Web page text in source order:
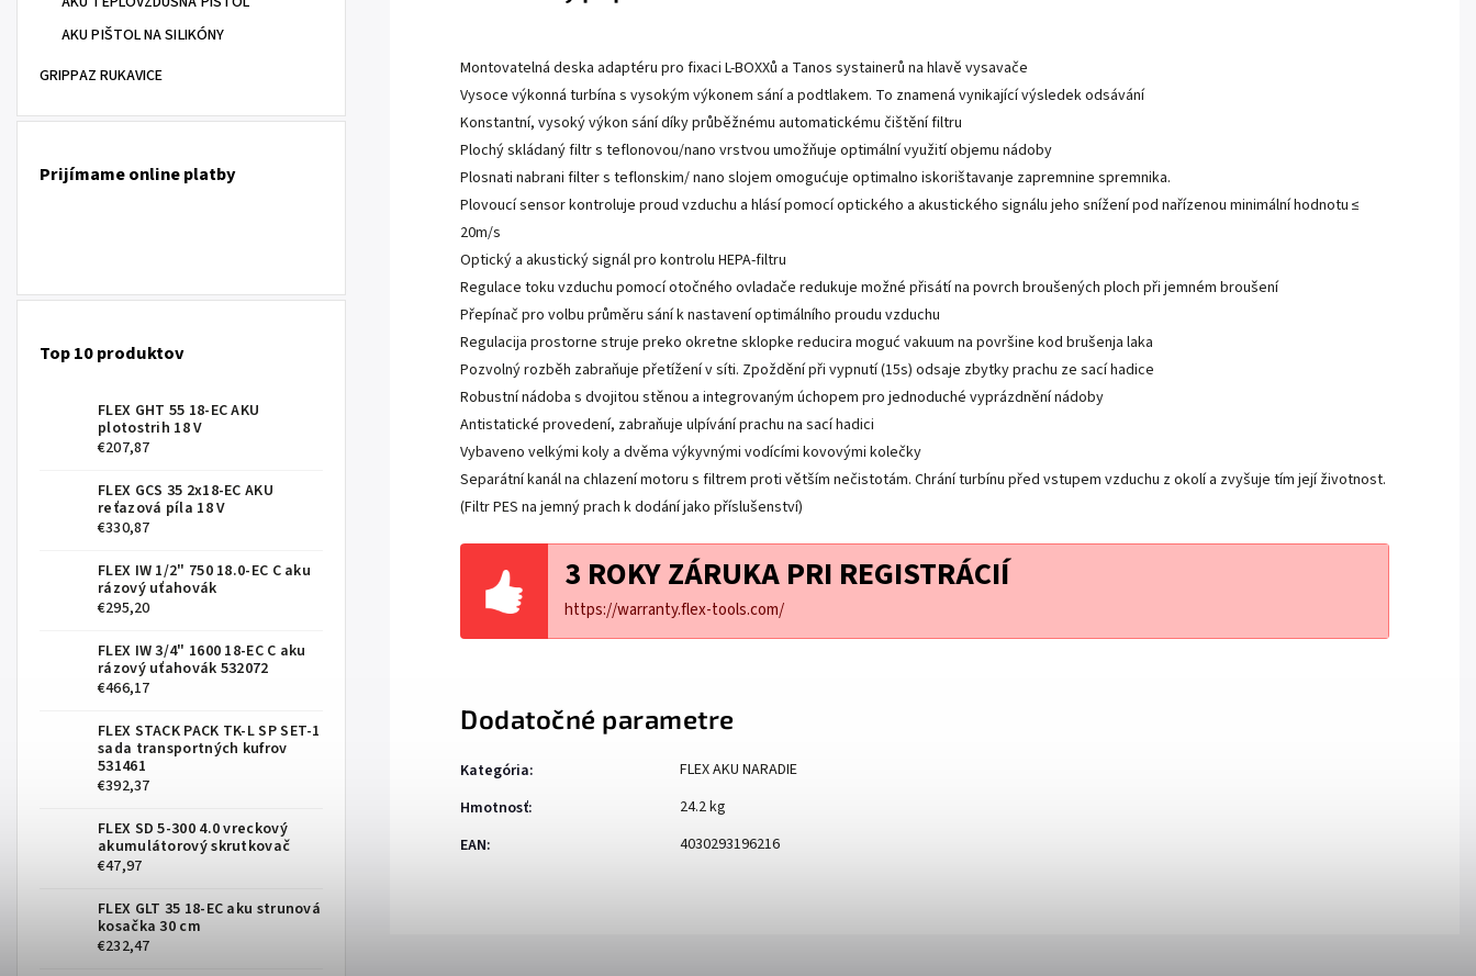
AKU PIŠTOL NA SILIKÓNY
GRIPPAZ RUKAVICE
Prijímame online platby
Top 10 produktov
FLEX GHT 55 18-EC AKU
plotostrih 18 V
€207,87
FLEX GCS 35 2x18-EC AKU
reťazová píla 18 V
€330,87
FLEX IW 1/2" 750 18.0-EC C aku
rázový uťahovák
€295,20
FLEX IW 3/4" 1600 18-EC C aku
rázový uťahovák 532072
€466,17
FLEX STACK PACK TK-L SP SET-1
sada transportných kufrov
531461
€392,37
FLEX SD 5-300 4.0 vreckový
akumulátorový skrutkovač
€47,97
FLEX GLT 35 18-EC aku strunová
kosačka 30 cm
€232,47
Montovatelná deska adaptéru pro fixaci L-BOXXů a Tanos systainerů na hlavě vysavače
Vysoce výkonná turbína s vysokým výkonem sání a podtlakem. To znamená vynikající výsledek odsávání
Konstantní, vysoký výkon sání díky průběžnému automatickému čištění filtru
Plochý skládaný filtr s teflonovou/nano vrstvou umožňuje optimální využití objemu nádoby
Plosnati nabrani filter s teflonskim/ nano slojem omogućuje optimalno iskorištavanje zapremnine spremnika.
Plovoucí sensor kontroluje proud vzduchu a hlásí pomocí optického a akustického signálu jeho snížení pod nařízenou minimální hodnotu ≤
20m/s
Optický a akustický signál pro kontrolu HEPA-filtru
Regulace toku vzduchu pomocí otočného ovladače redukuje možné přisátí na povrch broušených ploch při jemném broušení
Přepínač pro volbu průměru sání k nastavení optimálního proudu vzduchu
Regulacija prostorne struje preko okretne sklopke reducira moguć vakuum na površine kod brušenja laka
Pozvolný rozběh zabraňuje přetížení v síti. Zpoždění při vypnutí (15s) odsaje zbytky prachu ze sací hadice
Robustní nádoba s dvojitou stěnou a integrovaným úchopem pro jednoduché vyprázdnění nádoby
Antistatické provedení, zabraňuje ulpívání prachu na sací hadici
Vybaveno velkými koly a dvěma výkyvnými vodícími kovovými kolečky
Separátní kanál na chlazení motoru s filtrem proti větším nečistotám. Chrání turbínu před vstupem vzduchu z okolí a zvyšuje tím její životnost.
(Filtr PES na jemný prach k dodání jako příslušenství)
3 ROKY ZÁRUKA PRI REGISTRÁCIÍ
https://warranty.flex-tools.com/
Dodatočné parametre
Kategória:
FLEX AKU NARADIE
Hmotnosť:
24.2 kg
EAN: 4030293196216